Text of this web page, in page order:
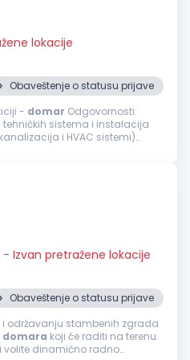
lokacije
Obaveštenje o statusu prijave
- domar Odgovornosti:
sistema i instalacija
i HVAC sistemi)
- Izvan pretražene lokacije
Obaveštenje o statusu prijave
i održavanju stambenih zgrada
domara koji će raditi na terenu.
volite dinamično radno